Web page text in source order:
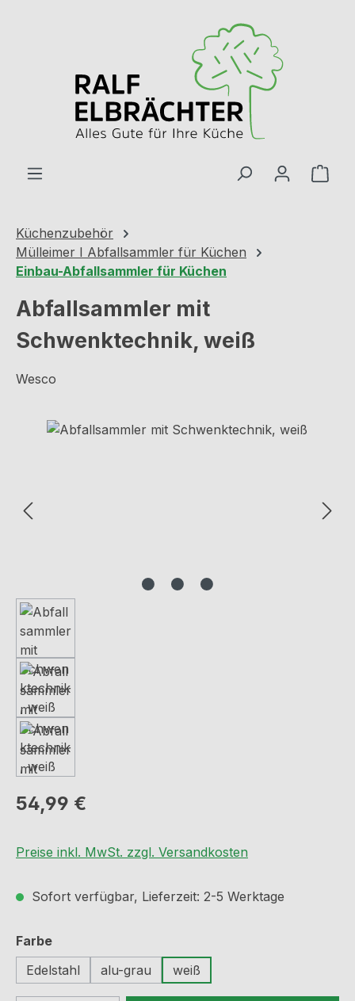
Küchenzubehör
Mülleimer I Abfallsammler für Küchen
Einbau-Abfallsammler für Küchen
Abfallsammler mit
Schwenktechnik, weiß
Wesco
Bildergalerie überspringen
Regulärer Preis:
54,99 €
Preise inkl. MwSt. zzgl. Versandkosten
Sofort verfügbar, Lieferzeit: 2-5 Werktage
Farbeauswählen
Edelstahl
alu-grau weiß